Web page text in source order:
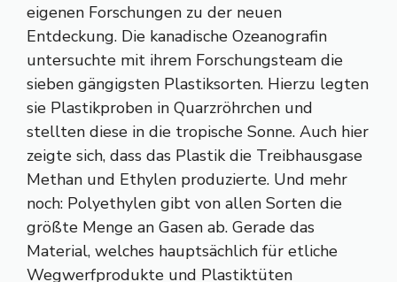
eigenen Forschungen zu der neuen
Entdeckung. Die kanadische Ozeanografin
untersuchte mit ihrem Forschungsteam die
sieben gängigsten Plastiksorten. Hierzu legten
sie Plastikproben in Quarzröhrchen und
stellten diese in die tropische Sonne. Auch hier
zeigte sich, dass das Plastik die Treibhausgase
Methan und Ethylen produzierte. Und mehr
noch: Polyethylen gibt von allen Sorten die
größte Menge an Gasen ab. Gerade das
Material, welches hauptsächlich für etliche
Wegwerfprodukte und Plastiktüten